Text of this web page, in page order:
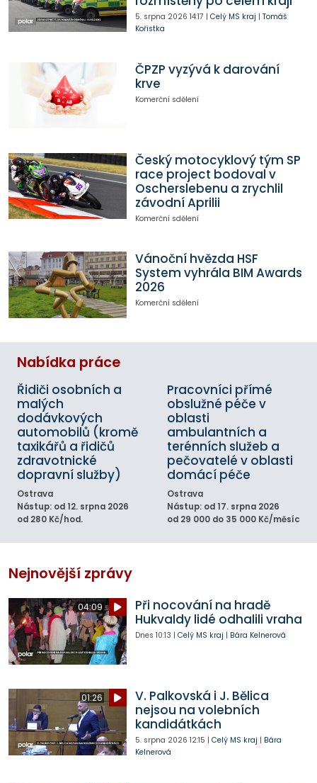
5. srpna 2026 14:17 | Celý MS kraj | Tomáš
Kořistka
ČPZP vyzývá k darování
krve
Komerční sdělení
Český motocyklový tým SP
race project bodoval v
Oscherslebenu a zrychlil
závodní Aprilii
Komerční sdělení
Vánoční hvězda HSF
System vyhrála BIM Awards
2026
Komerční sdělení
Nabídka práce
Řidiči osobních a
malých
dodávkových
automobilů (kromě
taxikářů a řidičů
zdravotnické
dopravní služby)
Ostrava
Nástup: od 12. srpna 2026
od 280 Kč/hod.
Pracovníci přímé
obslužné péče v
oblasti
ambulantních a
terénních služeb a
pečovatelé v oblasti
domácí péče
Ostrava
Nástup: od 17. srpna 2026
od 29 000 do 35 000 Kč/měsíc
Nejnovější zprávy
04:09
Při nocování na hradě
Hukvaldy lidé odhalili vraha
Dnes 10:13 | Celý MS kraj | Bára Kelnerová
01:26
V. Palkovská i J. Bělica
nejsou na volebních
kandidátkách
5. srpna 2026 12:15 | Celý MS kraj | Bára
Kelnerová